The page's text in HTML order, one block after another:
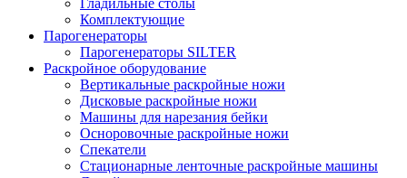
Гладильные столы
Комплектующие
Парогенераторы
Парогенераторы SILTER
Раскройное оборудование
Вертикальные раскройные ножи
Дисковые раскройные ножи
Машины для нарезания бейки
Осноровочные раскройные ножи
Спекатели
Стационарные ленточные раскройные машины